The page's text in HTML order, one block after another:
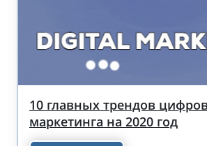
10 главных трендов
маркетинга на 2020 год